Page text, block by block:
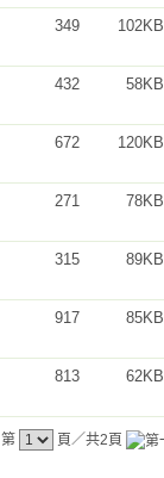
349 102KB
432 58KB
672 120KB
271 78KB
315 89KB
917 85KB
813 62KB
第 頁／共2頁